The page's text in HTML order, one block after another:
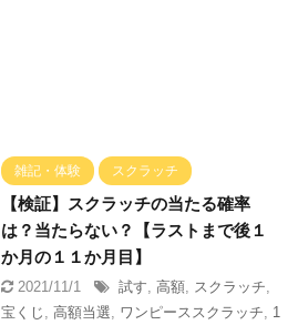
雑記・体験 スクラッチ
【検証】スクラッチの当たる確率
は？当たらない？【ラストまで後１
か月の１１か月目】
2021/11/1 試す, 高額, スクラッチ,
宝くじ , 高額当選, ワンピーススクラッチ, 1